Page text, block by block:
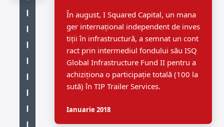
În august, I Squared Capital, un mana
ger internațional independent de inves
tiții în infrastructură, a semnat un cont
ract prin intermediul fondului său ISQ
Global Infrastructure Fund II pentru a
achiziționa o participație totală (100 la
sută) în TIP Trailer Services.
Ianuarie 2018